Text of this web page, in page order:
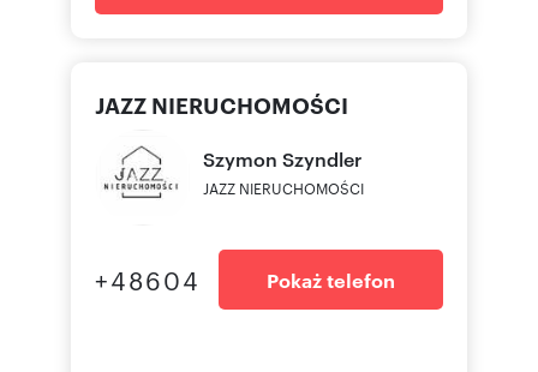
JAZZ NIERUCHOMOŚCI
Szymon Szyndler
JAZZ NIERUCHOMOŚCI
+48604 Pokaż telefon